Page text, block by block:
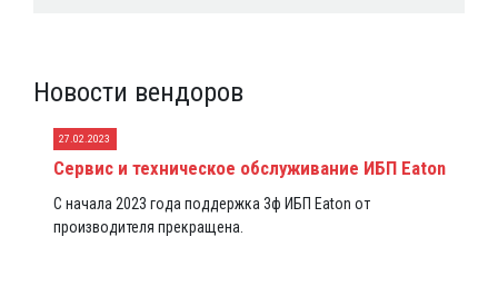
Новости вендоров
27.02.2023
Сервис и техническое обслуживание ИБП Eaton
С начала 2023 года поддержка 3ф ИБП Eaton от
производителя прекращена.